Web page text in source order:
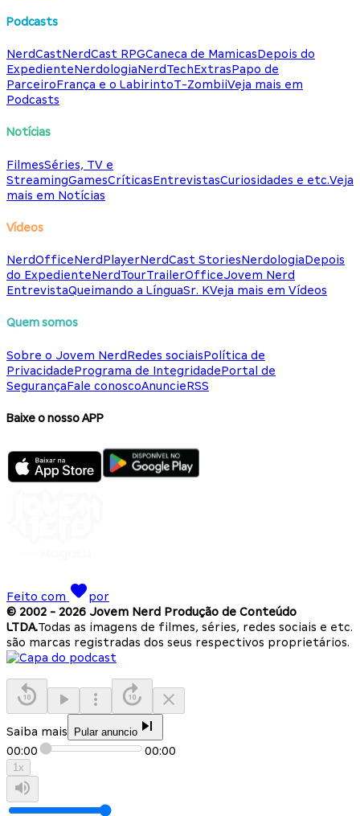
Podcasts
NerdCastNerdCast RPGCaneca de MamicasDepois do
ExpedienteNerdologiaNerdTechExtrasPapo de
ParceiroFrança e o LabirintoT-ZombiiVeja mais em
Podcasts
Notícias
FilmesSéries, TV e
StreamingGamesCríticasEntrevistasCuriosidades e etc.Veja
mais em Notícias
Vídeos
NerdOfficeNerdPlayerNerdCast StoriesNerdologiaDepois
do ExpedienteNerdTourTrailerOfficeJovem Nerd
EntrevistaQueimando a LínguaSr. KVeja mais em Vídeos
Quem somos
Sobre o Jovem NerdRedes sociaisPolítica de
PrivacidadePrograma de IntegridadePortal de
SegurançaFale conoscoAnuncieRSS
Baixe o nosso APP
Feito com
por
© 2002 - 2026 Jovem Nerd Produção de Conteúdo
LTDA.Todas as imagens de filmes, séries, redes sociais e etc.
são marcas registradas dos seus respectivos proprietários.
Saiba mais Pular anuncio
00:00 00:00
1x